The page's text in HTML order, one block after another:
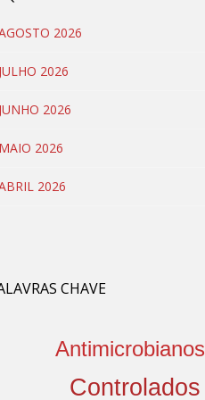
2026
2026
2026
2026
2026
CHAVE
Controlados
Antimicrobianos